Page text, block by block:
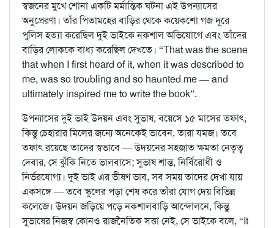
স্বজনের মুখে শোনা একটি মর্মান্তিক ঘটনা এই উপন্যাসের
অনুপ্রেরণা। তাঁর পিতামহের বাড়ির থেকে কয়েকশো গজ দূরে
পুলিস হত্যা করেছিল দুই ভাইকে নকশাল অভিযোগে এবং তাঁদের
বাড়ির লোককে বাধ্য করেছিল দেখতে। “That was the scene
that when I first heard of it, when it was described to
me, was so troubling and so haunted me — and
ultimately inspired me to write the book”.
উপন্যাসের দুই ভাই উদয়ন এবং সুভাষ, বয়েসে ১৫ মাসের তফাৎ,
কিন্তু চেহারার মিলের জন্যে অনেকেই ভাবেন, তারা যমজ। তবে
তফাৎ রয়েছে তাদের স্বভাবে — উদয়নের সহজাত ক্ষমতা নেতৃত্ব
দেবার, সে ঝুঁকি নিতে ভালবাসে; সুভাষ শান্ত, নির্বিরোধী ও
নির্ভরযোগ্য। দুই ভাই এর ভীষণ ভাব, সব সময় তাদের দেখা যায়
একসঙ্গে — তবে স্কুলের পড়া শেষ করে তাঁরা যোগ দেয় বিভিন্ন
কলেজে। উদয়ন জড়িয়ে পড়ে নকশালবাড়ি আন্দোলনে, কিন্তু
সুভাষের নিজস্ব কোনও রাজনৈতিক সত্তা নেই, সে ভাইকে বলে, “It